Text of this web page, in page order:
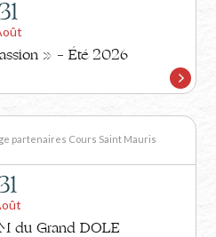
31
» – Été 2026
partenaires Cours Saint Mauris
du Grand DOLE